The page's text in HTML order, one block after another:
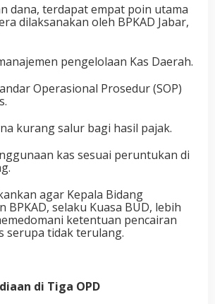
dana, terdapat empat poin utama
dilaksanakan oleh BPKAD Jabar,
pengelolaan Kas Daerah.
Operasional Prosedur (SOP)
kurang salur bagi hasil pajak.
kas sesuai peruntukan di
agar Kepala Bidang
BPKAD, selaku Kuasa BUD, lebih
ketentuan pencairan
serupa tidak terulang.
di Tiga OPD